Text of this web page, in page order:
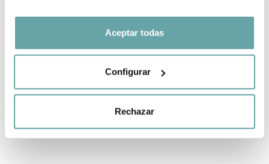
Aceptar todas
Configurar
Rechazar
OTHER CUSTOMERS ALSO VIEWED